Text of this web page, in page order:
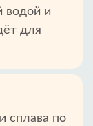
водой и
для
сплава по